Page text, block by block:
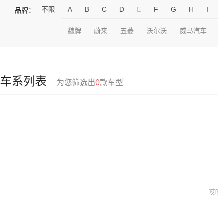
品牌： 不限 A B C D E F G H I
魏牌 蔚来 五菱 沃尔沃 威马汽车
车系列表 为您筛选出0款车型
哎